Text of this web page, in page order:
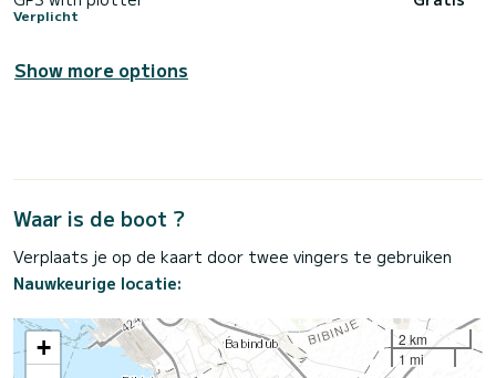
Verplicht
Show more options
Waar is de boot ?
Verplaats je op de kaart door twee vingers te gebruiken
Nauwkeurige locatie:
+
2 km
1 mi